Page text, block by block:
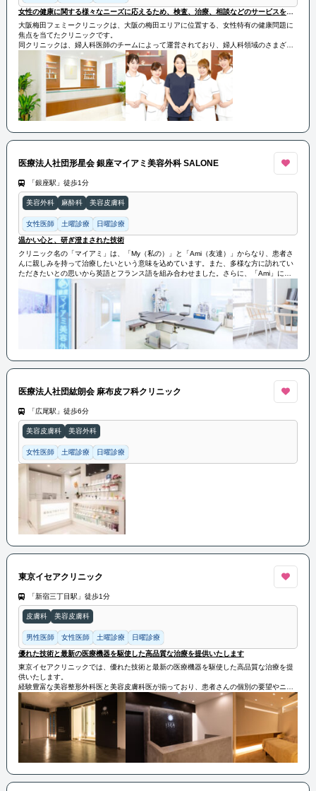
女性の健康に関する様々なニーズに応えるため、検査、治療、相談などのサービスを提供しています。
大阪梅田フェミークリニックは、大阪の梅田エリアに位置する、女性特有の健康問題に
焦点を当てたクリニックです。
同クリニックは、婦人科医師のチームによって運営されており、婦人科領域のさまざま
な問題に対応しています。
その実績は、患者の安全と快適さを重視し、高度な医療技術と最新の設備を提供するこ
とによって築かれています。
女性の健康に関する様々なニーズに応えるため、検査、治療、相談などのサービスを提
供しています。
医療法人社団形星会 銀座マイアミ美容外科 SALONE
「銀座駅」徒歩1分
美容外科 麻酔科 美容皮膚科
女性医師 土曜診療 日曜診療
温かい心と、研ぎ澄まされた技術
クリニック名の「マイアミ」は、「My（私の）」と「Ami（友達）」からなり、患者さ
んに親しみを持って治療したいという意味を込めています。また、多様な方に訪れてい
ただきたいとの思いから英語とフランス語を組み合わせました。さらに、「Ami」には
「あなたは愛する」というイタリア語の意味があり、コンプレックスを抱える患者さん
でも自己愛を見つけ、素敵な人生を歩めるようサポートしたいとの願いが込められてい
医療法人社団紘朗会 麻布皮フ科クリニック
「広尾駅」徒歩6分
美容皮膚科 美容外科
女性医師 土曜診療 日曜診療
東京イセアクリニック
「新宿三丁目駅」徒歩1分
皮膚科 美容皮膚科
男性医師 女性医師 土曜診療 日曜診療
優れた技術と最新の医療機器を駆使した高品質な治療を提供いたします
東京イセアクリニックでは、優れた技術と最新の医療機器を駆使した高品質な治療を提
供いたします。
経験豊富な美容整形外科医と美容皮膚科医が揃っており、患者さんの個別の要望やニー
ズに合わせた最適な治療プランを提案いたします。